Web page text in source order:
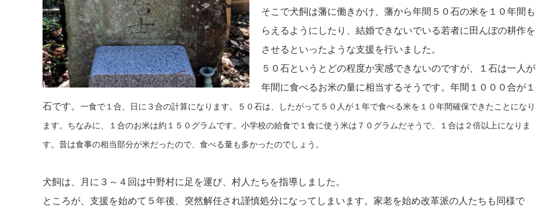
そこで犬飼は藩に働きかけ、藩から年間５０石の米を１０年間も
らえるようにしたり、結婚できないでいる若者に田んぼの耕作を
させるといったような支援を行いました。
５０石というとどの程度か実感できないのですが、１石は一人が
年間に食べるお米の量に相当するそうです。年間１０００合が１
石です。 一食で１合、日に３合の計算になります。５０石は 、したがって５０人が１年で食べる米を１０年間確保できたことになり
ます。ちなみに、１合のお米は約１５０グラムです。小学校の給食で１食に使う米は７０グラムだそうで、１合は２倍以上になりま
す。昔は食事の相当部分が米だったので、食べる量も多かったのでしょう。
犬飼は、月に３～４回は中野村に足を運び、村人たちを指導しました。
ところが、支援を始めて５年後、突然解任され謹慎処分になってしまいます。家老を始め改革派の人たちも同様で